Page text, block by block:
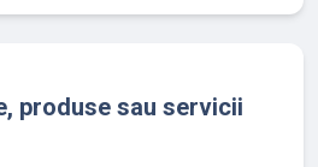
produse sau servicii